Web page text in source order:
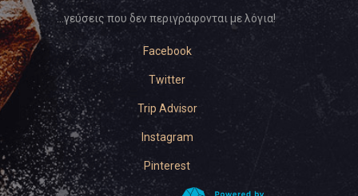
…γεύσεις που δεν περιγράφονται με λόγια!
Facebook
Twitter
Trip Advisor
Instagram
Pinterest